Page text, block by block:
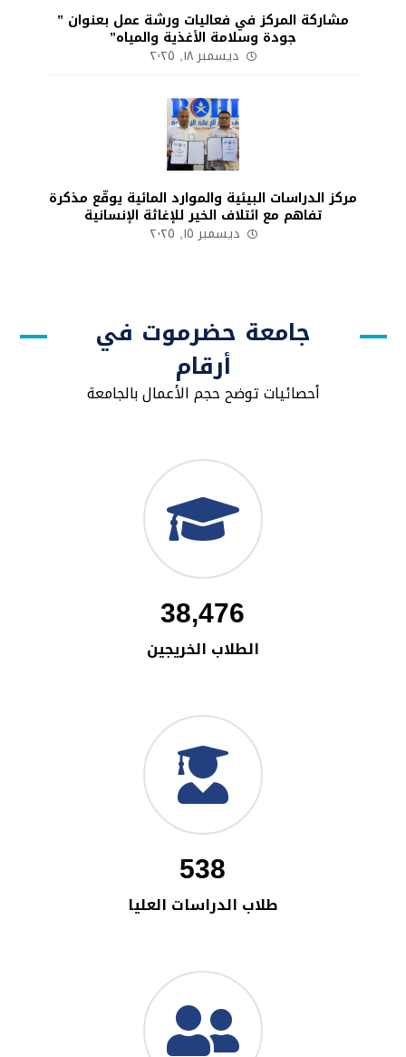
مشاركة المركز في فعاليات ورشة عمل بعنوان ”
جودة وسلامة الأغذية والمياه”
ديسمبر ١٨, ٢٠٢٥
مركز الدراسات البيئية والموارد المائية يوقّع مذكرة
تفاهم مع ائتلاف الخير للإغاثة الإنسانية
ديسمبر ١٥, ٢٠٢٥
جامعة حضرموت في
أرقام
أحصائيات توضح حجم الأعمال بالجامعة
38,476
الطلاب الخريجين
538
طلاب الدراسات العليا